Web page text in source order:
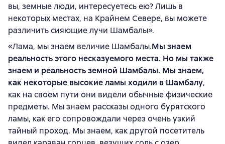
вы, земные люди, интересуетесь ею? Лишь в
некоторых местах, на Крайнем Севере, вы можете
различить сияющие лучи Шамбалы».
«Лама, мы знаем величие Шамбалы.Мы знаем
реальность этого несказуемого места. Но мы также
знаем и реальность земной Шамбалы. Мы знаем,
как некоторые высокие ламы ходили в Шамбалу,
как на своем пути они видели обычные физические
предметы. Мы знаем рассказы одного бурятского
ламы, как его сопровождали через очень узкий
тайный проход. Мы знаем, как другой посетитель